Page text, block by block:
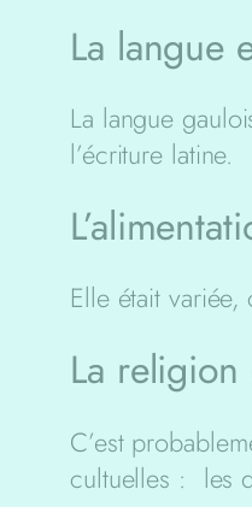
La langue
La langue
l’écriture latine.
Elle était
La
C’est
cultuelles : les